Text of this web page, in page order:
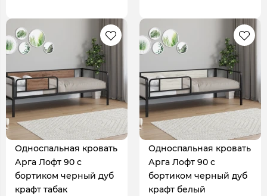
Односпальная кровать
Арга Лофт 90 с
бортиком черный дуб
крафт табак
Односпальная кровать
Арга Лофт 90 с
бортиком черный дуб
крафт белый